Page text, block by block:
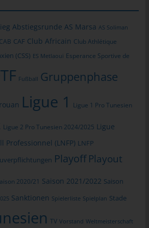
Abstiegsrunde AS Marsa AS Soliman
CAB CAF Club Africain Club Athlétique
(CSS) ES Metlaoui Esperance Sportive de
Fußball Gruppenphase
Ligue 1 Ligue 1 Pro Tunesien
Ligue 2 Pro Tunesien 2024/2025 Ligue
Professionnel (LNFP) LNFP
Playoff Playout
2020/21 Saison 2021/2022 Saison
Sanktionen Spielerliste Spielplan Stade
TV Vorstand Weltmeisterschaft
Informationen werden in den Logfiles
und Versionen, (2) das vom
Betriebssystem, (3) die
ein zugreifendes System auf unsere
über ein zugreifendes System auf
werden, (5) das Datum und
auf die Internetseite, (6) eine Internet-
(7) der Internet-Service-
die der Gefahrenabwehr im Falle von
Systeme
auf die betroffene Person.
korrekt auszuliefern, (2) die Inhalte
die Werbung für diese zu
Funktionsfähigkeit unserer